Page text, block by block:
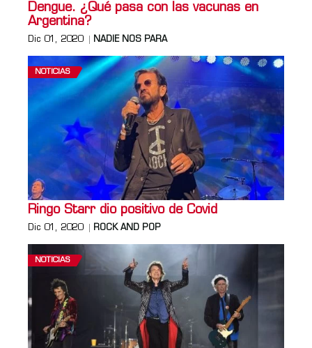
Dengue. ¿Qué pasa con las vacunas en
Argentina?
Dic 01, 2020 NADIE NOS PARA
NOTICIAS
Ringo Starr dio positivo de Covid
Dic 01, 2020 ROCK AND POP
NOTICIAS